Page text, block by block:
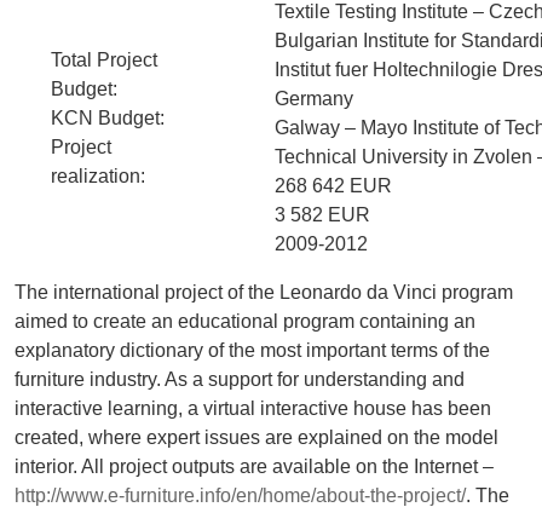
Total Project
Budget:
KCN Budget:
Project
realization:
Textile Testing Institute –
Bulgarian Institute for
Institut fuer Holtechnilogie
Germany
Galway – Mayo Institute of
Technical University in Zvolen
268 642 EUR
3 582 EUR
2009-2012
The international project of the Leonardo da Vinci program
aimed to create an educational program containing an
explanatory dictionary of the most important terms of the
furniture industry. As a support for understanding and
interactive learning, a virtual interactive house has been
created, where expert issues are explained on the model
interior. All project outputs are available on the Internet –
http://www.e-furniture.info/en/home/about-the-project/. The